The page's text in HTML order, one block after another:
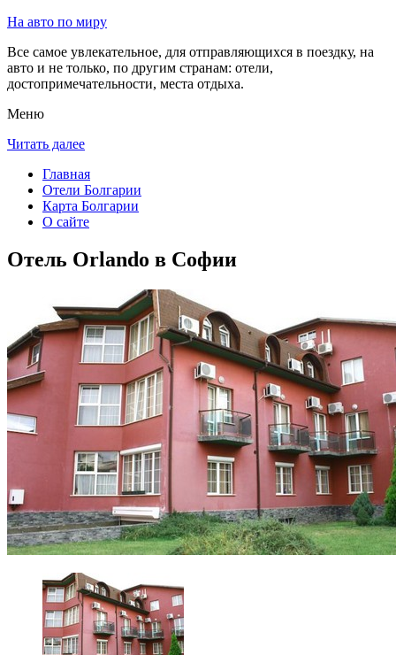
На авто по миру
Все самое увлекательное, для отправляющихся в поездку, на
авто и не только, по другим странам: отели,
достопримечательности, места отдыха.
Меню
Читать далее
Главная
Отели Болгарии
Карта Болгарии
О сайте
Отель Orlando в Софии